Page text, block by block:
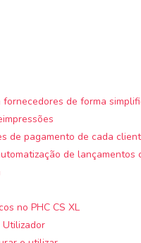
de forma
de pagamento de cada
de lançamentos
no PHC CS XL